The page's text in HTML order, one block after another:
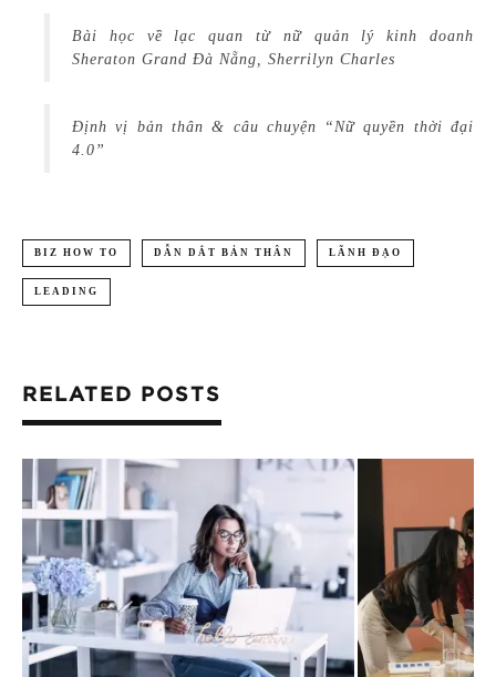
Bài học về lạc quan từ nữ quản lý kinh doanh
Sheraton Grand Đà Nẵng, Sherrilyn Charles
Định vị bản thân & câu chuyện “Nữ quyền thời đại
4.0”
BIZ HOW TO DẪN DẮT BẢN THÂN LÃNH ĐẠO
LEADING
RELATED POSTS